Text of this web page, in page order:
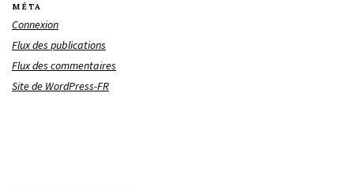
MÉTA
Connexion
Flux des publications
Flux des commentaires
Site de WordPress-FR